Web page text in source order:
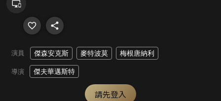
演員 傑森安克斯 麥特波莫 梅根唐納利
導演 傑夫華邁斯特
請先登入